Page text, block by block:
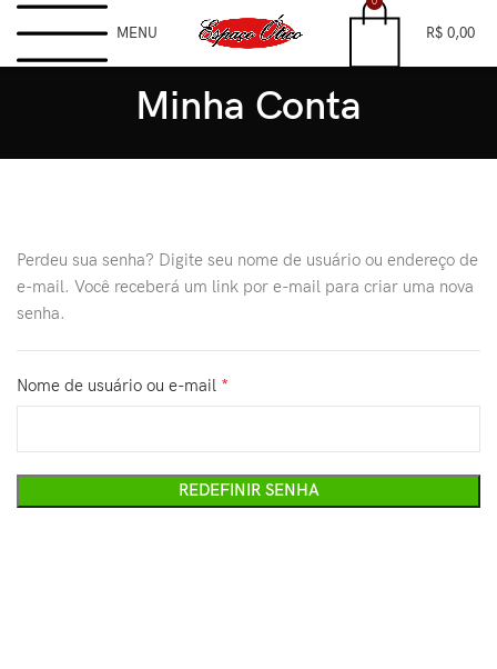
MENU R$ 0,00
Minha Conta
Perdeu sua senha? Digite seu nome de usuário ou endereço de
e-mail. Você receberá um link por e-mail para criar uma nova
senha.
Nome de usuário ou e-mail *
REDEFINIR SENHA